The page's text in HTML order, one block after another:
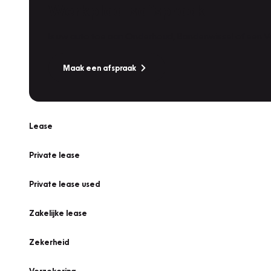
Maak een afspraak
Lease
Private lease
Private lease used
Zakelijke lease
Zekerheid